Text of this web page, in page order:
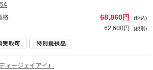
格
68,860円 (税込)
62,600円 (税別)
ィージェイアイ）